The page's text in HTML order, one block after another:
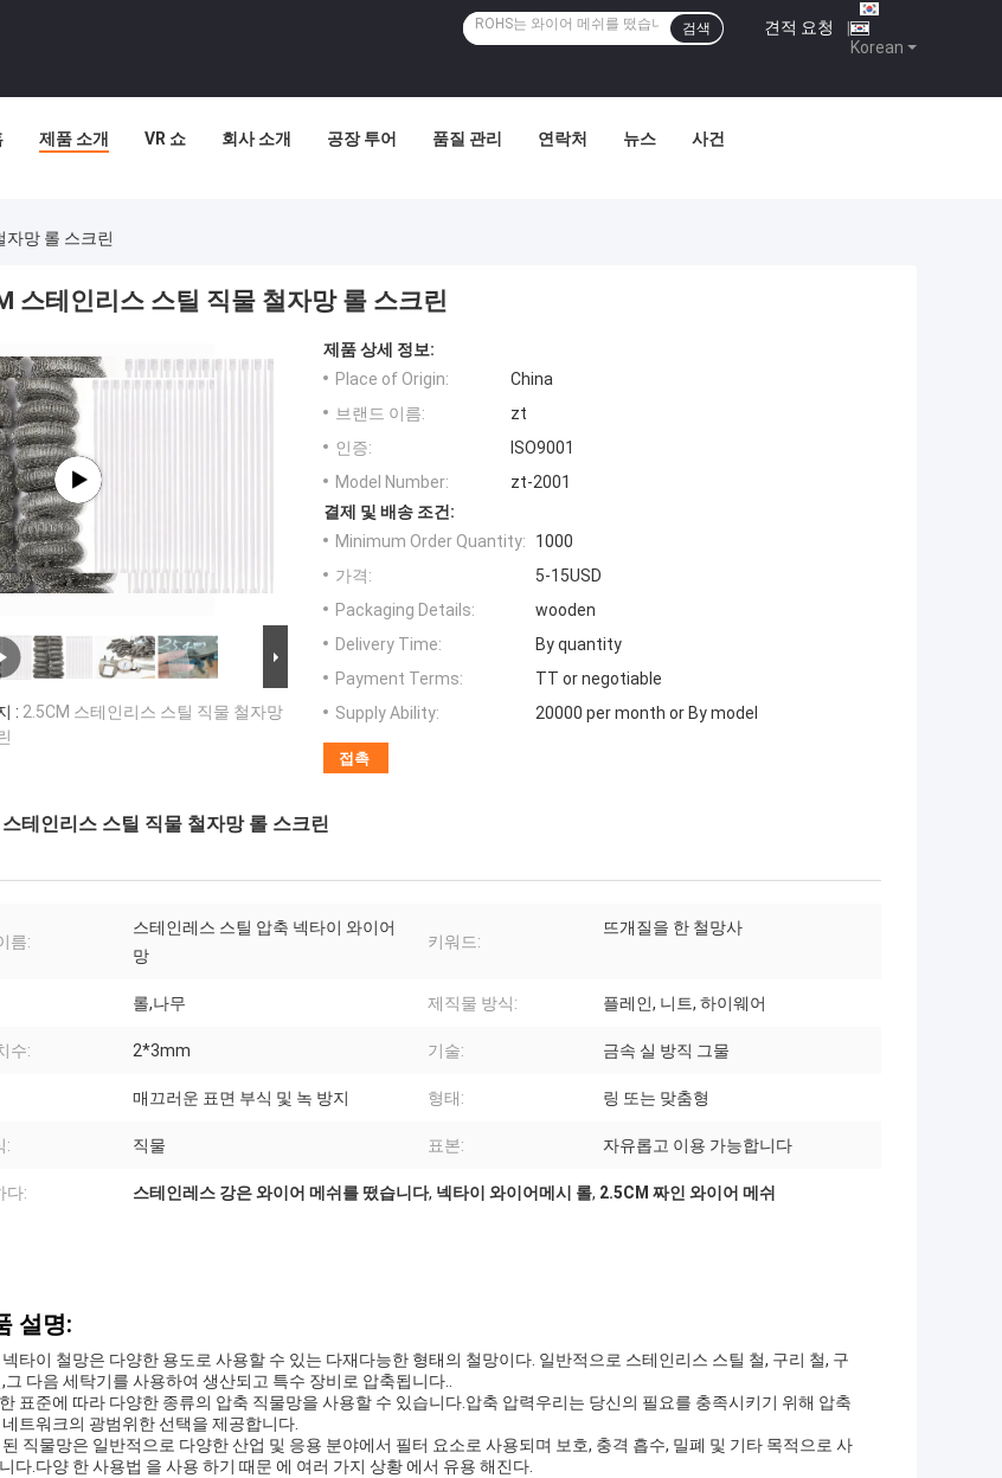
Korean
견적 요청 |
검색
제품 소개 VR 쇼 회사 소개 공장 투어 품질 관리 연락처 뉴스 사건
자망 롤 스크린
스테인리스 스틸 직물 철자망 롤 스크린
: 2.5CM 스테인리스 스틸 직물 철자망
제품 상세 정보:
Place of Origin:
China
브랜드 이름:
zt
인증:
ISO9001
Model Number:
zt-2001
결제 및 배송 조건:
Minimum Order Quantity:
1000
가격:
5-15USD
Packaging Details:
wooden
Delivery Time:
By quantity
Payment Terms:
TT or negotiable
Supply Ability:
20000 per month or By model
접촉
테인리스 스틸 직물 철자망 롤 스크린
름:
스테인레스 스틸 압축 넥타이 와이어
망
키워드:
뜨개질을 한 철망사
롤,나무 제직물 방식: 플레인, 니트, 하이웨어
수: 2*3mm 기술: 금속 실 방직 그물
매끄러운 표면 부식 및 녹 방지 형태: 링 또는 맞춤형
: 직물 표본: 자유롭고 이용 가능합니다
다: 스테인레스 강은 와이어 메쉬를 떴습니다, 넥타이 와이어메시 롤, 2.5CM 짜인 와이어 메쉬
설명:
넥타이 철망은 다양한 용도로 사용할 수 있는 다재다능한 형태의 철망이다. 일반적으로 스테인리스 스틸 철, 구리 철, 구
,그 다음 세탁기를 사용하여 생산되고 특수 장비로 압축됩니다..
표준에 따라 다양한 종류의 압축 직물망을 사용할 수 있습니다.압축 압력우리는 당신의 필요를 충족시키기 위해 압축
네트워크의 광범위한 선택을 제공합니다.
된 직물망은 일반적으로 다양한 산업 및 응용 분야에서 필터 요소로 사용되며 보호, 충격 흡수, 밀폐 및 기타 목적으로 사
다.다양 한 사용법 을 사용 하기 때문 에 여러 가지 상황 에서 유용 해진다.